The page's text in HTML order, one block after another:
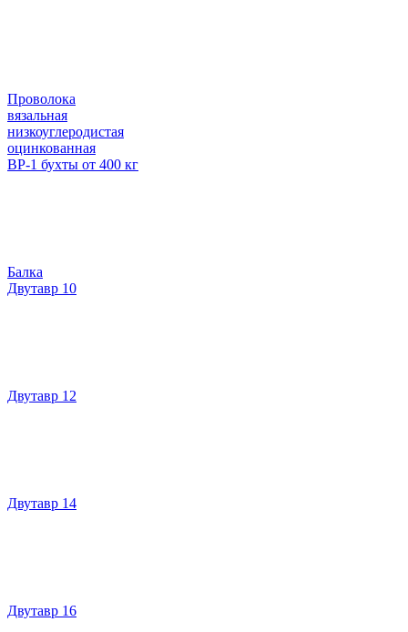
Проволока
вязальная
низкоуглеродистая
оцинкованная
ВР-1 бухты от 400 кг
Балка
Двутавр 10
Двутавр 12
Двутавр 14
Двутавр 16